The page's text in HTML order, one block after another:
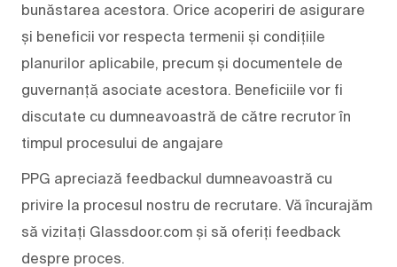
bunăstarea acestora. Orice acoperiri de asigurare
și beneficii vor respecta termenii și condițiile
planurilor aplicabile, precum și documentele de
guvernanță asociate acestora. Beneficiile vor fi
discutate cu dumneavoastră de către recrutor în
timpul procesului de angajare
PPG apreciază feedbackul dumneavoastră cu
privire la procesul nostru de recrutare. Vă încurajăm
să vizitați Glassdoor.com și să oferiți feedback
despre proces.